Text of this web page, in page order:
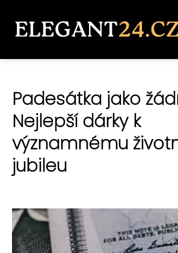
Padesátka jako
Nejlepší dárky k
významnému
jubileu